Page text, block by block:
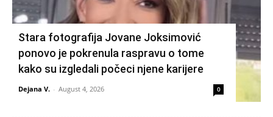
Stara fotografija Jovane Joksimović
ponovo je pokrenula raspravu o tome
kako su izgledali počeci njene karijere
Dejana V. - August 4, 2026 0